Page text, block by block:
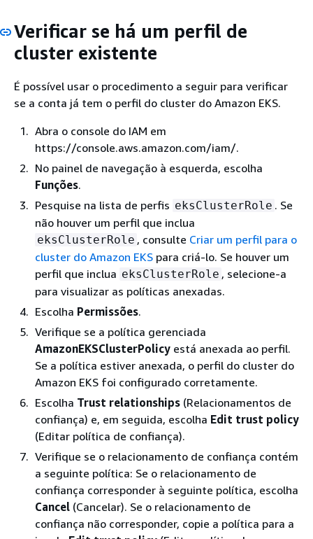
Verificar se há um perfil de
cluster existente
É possível usar o procedimento a seguir para verificar
se a conta já tem o perfil do cluster do Amazon EKS.
Abra o console do IAM em
https://console.aws.amazon.com/iam/.
No painel de navegação à esquerda, escolha
Funções.
Pesquise na lista de perfis eksClusterRole . Se
não houver um perfil que inclua
eksClusterRole , consulte Criar um perfil para o
cluster do Amazon EKS para criá-lo. Se houver um
perfil que inclua eksClusterRole , selecione-a
para visualizar as políticas anexadas.
Escolha Permissões.
Verifique se a política gerenciada
AmazonEKSClusterPolicy está anexada ao perfil.
Se a política estiver anexada, o perfil do cluster do
Amazon EKS foi configurado corretamente.
Escolha Trust relationships (Relacionamentos de
confiança) e, em seguida, escolha Edit trust policy
(Editar política de confiança).
Verifique se o relacionamento de confiança contém
a seguinte política: Se o relacionamento de
confiança corresponder à seguinte política, escolha
Cancel (Cancelar). Se o relacionamento de
confiança não corresponder, copie a política para a